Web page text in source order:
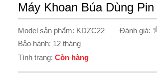
Máy Khoan Búa Dùng
Model sản phẩm: KDZC22
Đánh giá:
Bảo hành: 12 tháng
Tình trạng: Còn hàng